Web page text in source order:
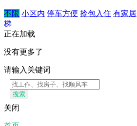
不限 小区内 停车方便 拎包入住 有家居
梯
正在加载
没有更多了
请输入关键词
搜索
关闭